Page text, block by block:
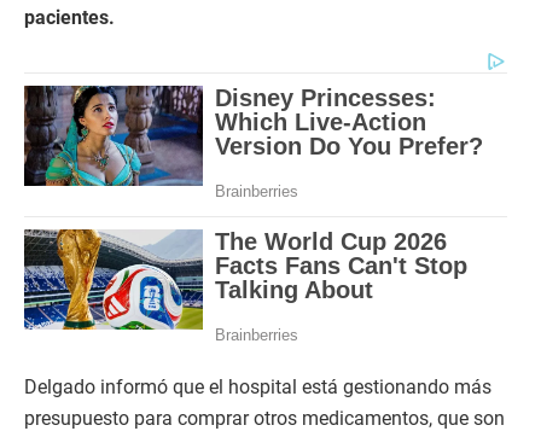
pacientes.
Delgado informó que el hospital está gestionando más
presupuesto para comprar otros medicamentos, que son